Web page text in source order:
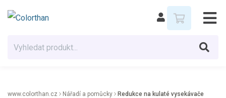
www.colorthan.cz Nářadí a pomůcky Redukce na kulaté vysekávače